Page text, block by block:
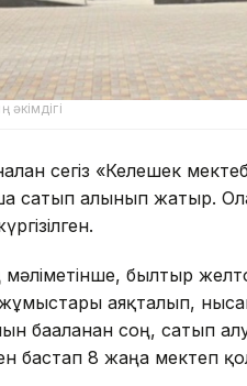
сегіз «Келешек
сатып алынып жатыр.
мәліметінше, былтыр
аяқталып,
бағаланған соң, сатып
бастап 8 жаңа мектеп